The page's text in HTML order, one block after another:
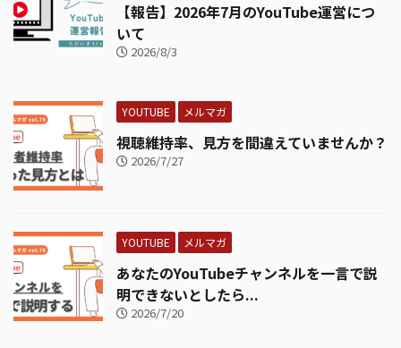
【報告】2026年7月のYouTube運営につ
いて
2026/8/3
YOUTUBE メルマガ
視聴維持率、見方を間違えていませんか？
2026/7/27
YOUTUBE メルマガ
あなたのYouTubeチャンネルを一言で説
明できないとしたら...
2026/7/20